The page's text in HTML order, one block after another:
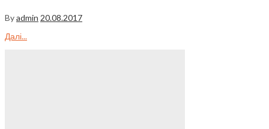
Byadmin 20.08.2017
Далі...